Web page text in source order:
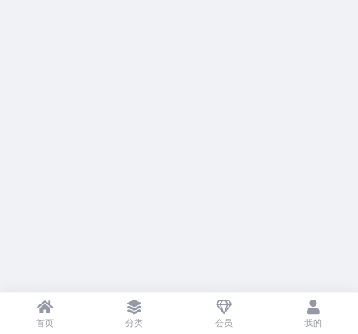
首页 分类 会员 我的